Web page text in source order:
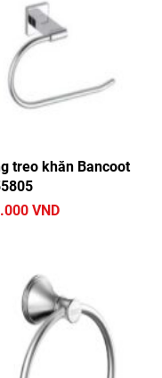
treo khăn Bancoot
VND